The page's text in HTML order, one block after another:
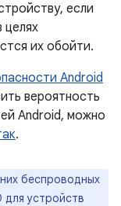
если
целях
их обойти.
Android
вероятность
Android, можно
.
беспроводных
устройств